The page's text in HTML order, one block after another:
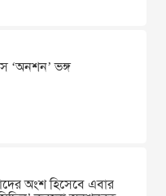
‘অনশন’ ভঙ্গ
অংশ হিসেবে এবার